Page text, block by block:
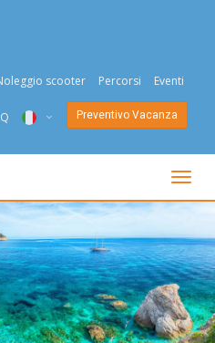
scooter Percorsi Eventi
ENG
DEU
NED
FRA
Preventivo Vacanza
Togli